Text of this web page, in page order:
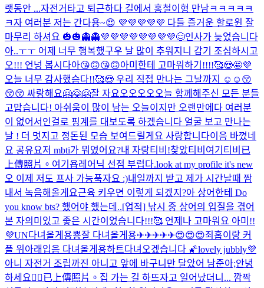
랫동안 ...자전거타고 퇴근하다 길에서 홍철이형 만남ㅋㅋㅋㅋㅋ
ㅋ자 여러분 저는 간다용~😍 💜💜💜💜💜 다들 즐거운 할로윈 잘
마무리 하셔요 🎃🎃👻👻💜💜💜💜💜💜💜💜😊인사가 늦었습니다
아..ㅜㅜ 어제 너무 행복했구우 날 많이 추워지니 감기 조심하시고
오!!! 언넝 봅시다아😘🙃😘🙃아미한테 고마워하기!!!!🥰😍🤩💜
오늘 너무 감사했슴다!!🥰😍 우리 직접 만나는 그날까지 ☺☺😚
😚😚 싸랑해요🤗🤗🤗잘 자요오오오오 오늘 함께해주신 모든 분들
고맙습니다! 아쉬움이 많이 남는 오늘이지만 오랜만에다 여러분
이 없어서인걸로 핑계를 대보도록 하겠습니다 얼굴 보고 만나는
날 ! 더 멋지고 정돈된 모습 보여드릴게요 사랑합니다이 음 바꼈네
요 공유요저 mbti가 뭐였어요?내 자랑티비!찾았티비 여기티비 已
上傳照片。 여기욥레어닉 선점 부럽다.look at my profile it's new
오 이제 저도 프사 가능푹자요 :)내일까지 받고 제가 시간날때 짬
내서 녹음해올게요근육 키우면 이렇게 되겠지?아 상어한테 Do
you know bts? 했어야 했는데..[업적] 낚시 중 상어의 입질을 겪어
본 자의미있고 좋은 시간이었습니다!!!🥰 언제나 고마워요 아미!!
💜UN다녀올게용뿅잘 다녀올게용✈✈✈✈✈😍😍😍죄홉이랑 커
플 위아래입음 다녀올게용하트다녀오겠습니다 🌠lovely jubbly💜
아니 자전거 조립까진 아니고 앞에 바구니만 달았어 남준아;안녕
하세요🙇‍♂️已上傳照片。 집 가는 길 하뜨자고 일어났더니... 깜짝